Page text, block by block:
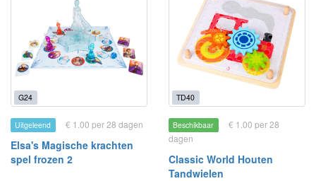
G24
Uitgeleend € 1.00 per 28 dagen
Elsa's Magische krachten
spel frozen 2
TD40
Beschikbaar
€ 1.00 per 28
dagen
Classic World Houten
Tandwielen